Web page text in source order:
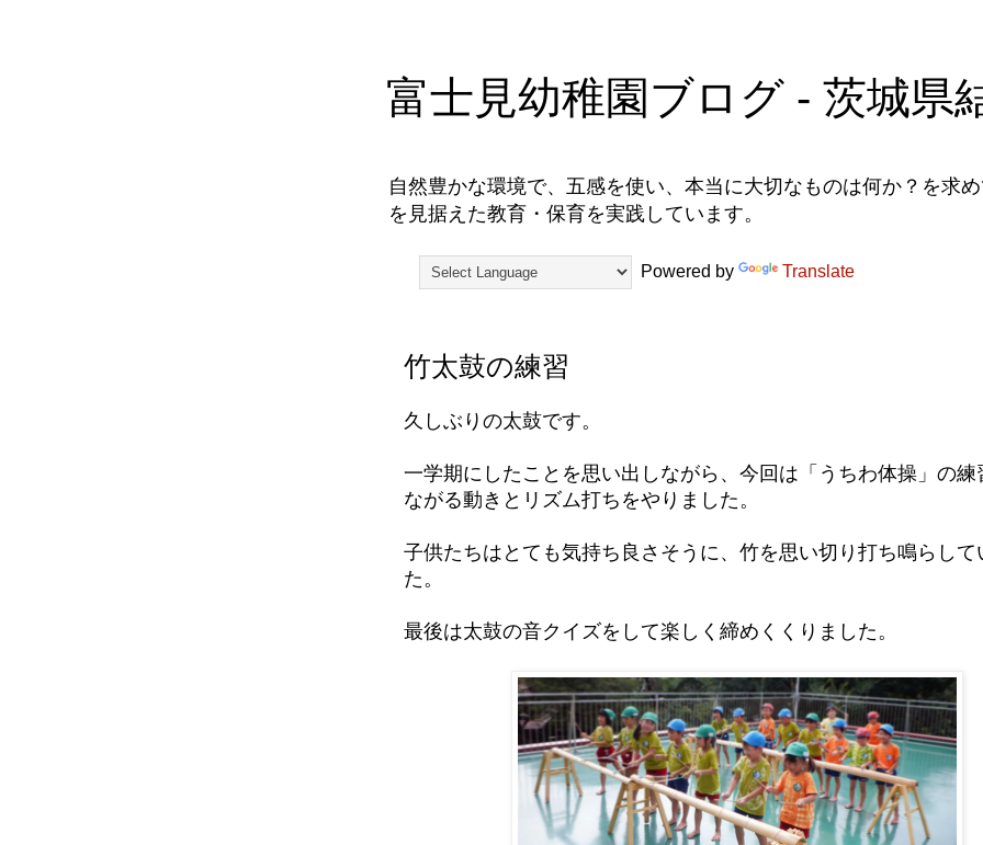
富士見幼稚園ブログ - 茨城県
自然豊かな環境で、五感を使い、本当に大切なものは何か？を求
を見据えた教育・保育を実践しています。
Powered by Translate
竹太鼓の練習
久しぶりの太鼓です。
一学期にしたことを思い出しながら、今回は「うちわ体操」の練
ながる動きとリズム打ちをやりました。
子供たちはとても気持ち良さそうに、竹を思い切り打ち鳴らして
た。
最後は太鼓の音クイズをして楽しく締めくくりました。